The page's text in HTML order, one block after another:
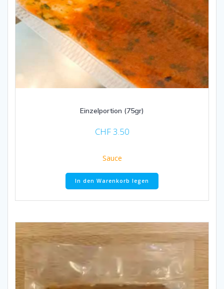
Einzelportion (75gr)
CHF3.50
Sauce
In den Warenkorb legen